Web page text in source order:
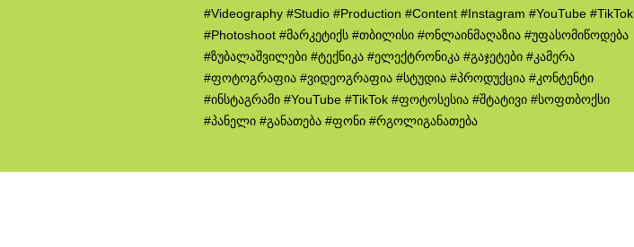
#Videography #Studio #Production #Content #Instagram #YouTube #TikTok
#Photoshoot #მარკეტიქს #თბილისი #ონლაინმაღაზია #უფასომიწოდება
#ზუბალაშვილები #ტექნიკა #ელექტრონიკა #გაჯეტები #კამერა
#ფოტოგრაფია #ვიდეოგრაფია #სტუდია #პროდუქცია #კონტენტი
#ინსტაგრამი #YouTube #TikTok #ფოტოსესია #შტატივი #სოფთბოქსი
#პანელი #განათება #ფონი #რგოლიგანათება